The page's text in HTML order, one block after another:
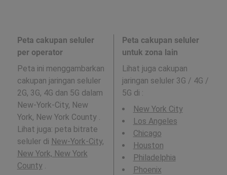
Peta cakupan seluler
per operator
Peta ini menggambarkan
cakupan jaringan seluler
2G, 3G, 4G dan 5G dalam
New-York-City, New
York, New York County .
Lihat juga: peta bitrate
seluler di New-York-City,
New York, New York
County.
Peta cakupan seluler
untuk zona lain
Lihat juga cakupan
jaringan seluler 3G / 4G /
5G di :
New York City
Los Angeles
Chicago
Houston
Philadelphia
Phoenix